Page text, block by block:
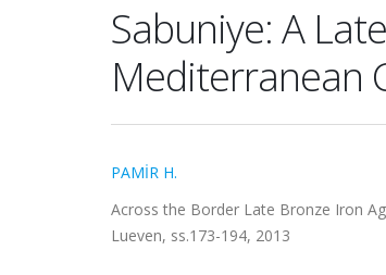
Sabuniye: A
Mediterranean
PAMİR H.
Across the Border Late Bronze Iron
Lueven, ss.173-194, 2013